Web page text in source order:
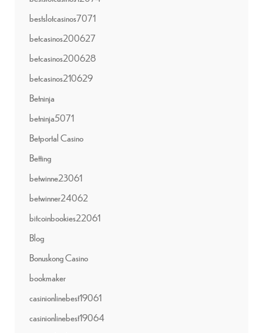
bestslotcasinos7071
betcasinos200627
betcasinos200628
betcasinos210629
Betninja
betninja5071
Betportal Casino
Betting
betwinne23061
betwinner24062
bitcoinbookies22061
Blog
Bonuskong Casino
bookmaker
casinionlinebest19061
casinionlinebest19064